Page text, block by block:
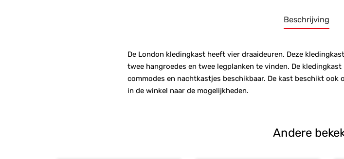
Beschrijving
De London kledingkast heeft vier draaideuren. Deze
twee hangroedes en twee legplanken te vinden. De
commodes en nachtkastjes beschikbaar. De kast beschikt ook
in de winkel naar de mogelijkheden.
Andere